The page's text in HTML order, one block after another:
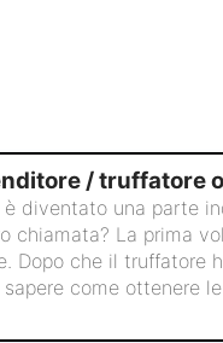
/ truffatore
diventato una parte
chiamata? La prima
Dopo che il truffatore
sapere come ottenere